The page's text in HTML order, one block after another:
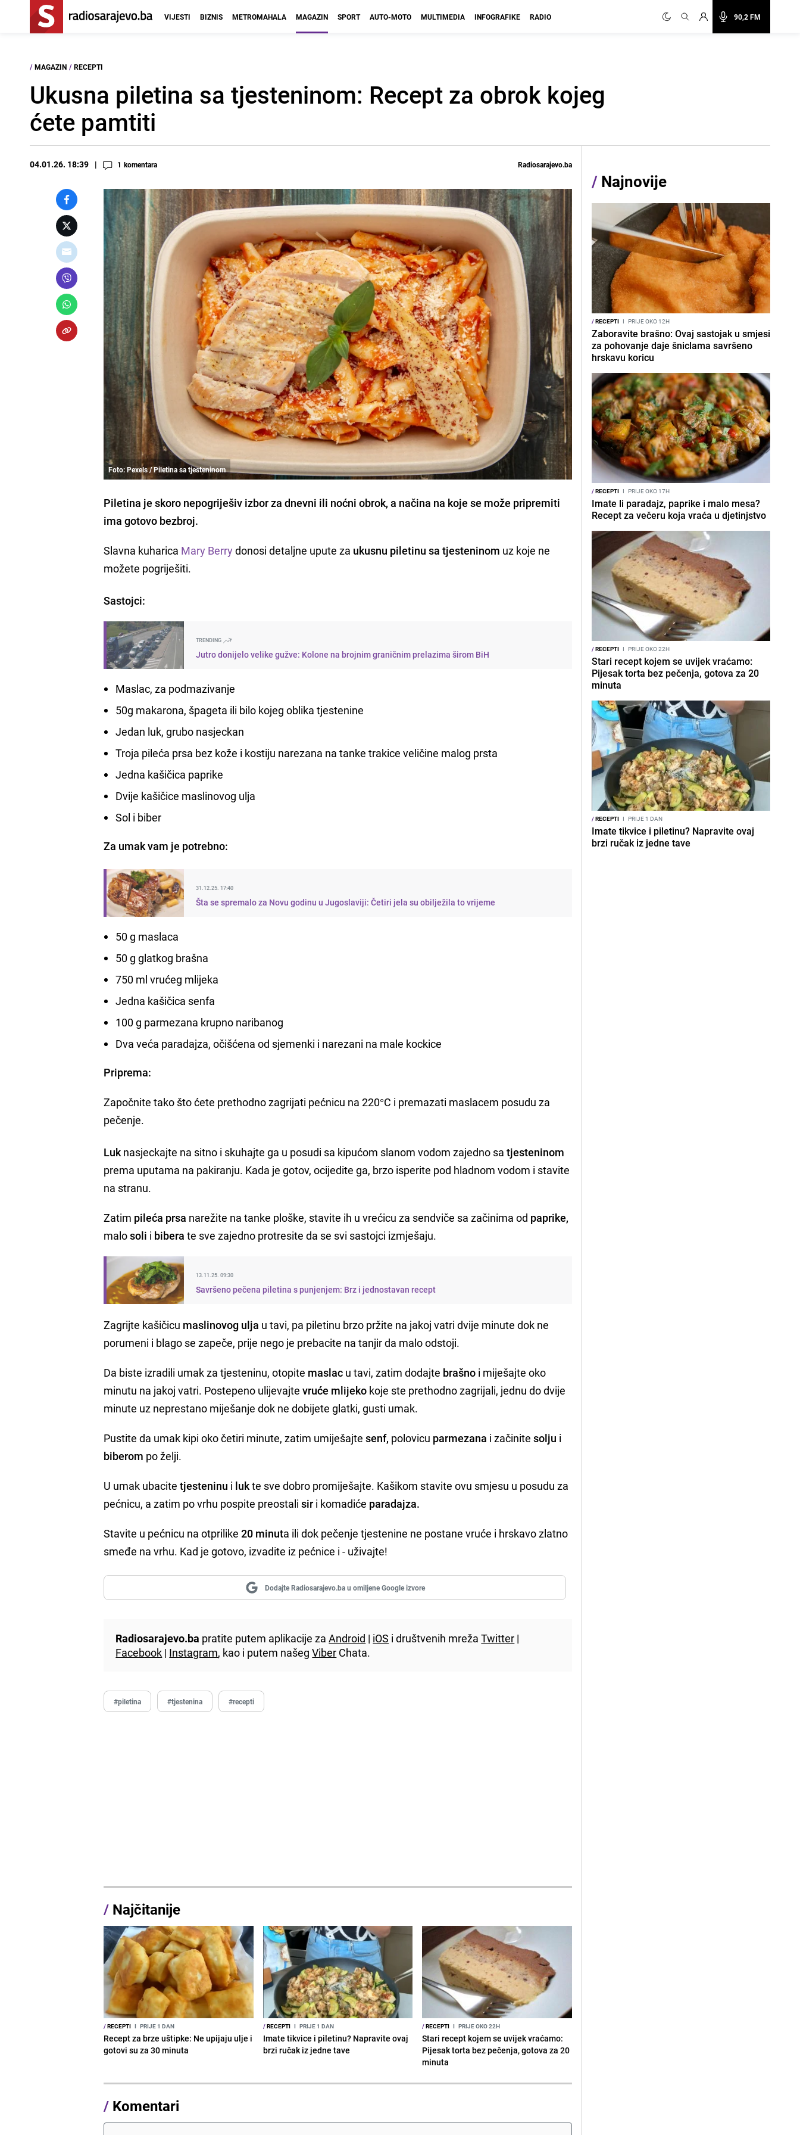
90,2 FM
VIJESTI BIZNIS METROMAHALA MAGAZIN SPORT AUTO-MOTO MULTIMEDIA INFOGRAFIKE RADIO
/ MAGAZIN / RECEPTI
Ukusna piletina sa tjesteninom: Recept za obrok kojeg
ćete pamtiti
04.01.26. 18:39 1 komentara Radiosarajevo.ba
Foto: Pexels / Piletina sa tjesteninom
Piletina je skoro nepogriješiv izbor za dnevni ili noćni obrok, a načina na koje se može pripremiti
ima gotovo bezbroj.
Slavna kuharica Mary Berrydonosi detaljne upute za ukusnu piletinu sa tjesteninom uz koje ne
možete pogriješiti.
Sastojci:
TRENDING
Jutro donijelo velike gužve: Kolone na brojnim graničnim prelazima širom BiH
Maslac, za podmazivanje
50g makarona, špageta ili bilo kojeg oblika tjestenine
Jedan luk, grubo nasjeckan
Troja pileća prsa bez kože i kostiju narezana na tanke trakice veličine malog prsta
Jedna kašičica paprike
Dvije kašičice maslinovog ulja
Sol i biber
Za umak vam je potrebno:
31.12.25. 17:40
Šta se spremalo za Novu godinu u Jugoslaviji: Četiri jela su obilježila to vrijeme
50 g maslaca
50 g glatkog brašna
750 ml vrućeg mlijeka
Jedna kašičica senfa
100 g parmezana krupno naribanog
Dva veća paradajza, očišćena od sjemenki i narezani na male kockice
Priprema:
Započnite tako što ćete prethodno zagrijati pećnicu na 220°C i premazati maslacem posudu za
pečenje.
Luk nasjeckajte na sitno i skuhajte ga u posudi sa kipućom slanom vodom zajedno satjesteninom
prema uputama na pakiranju. Kada je gotov, ocijedite ga, brzo isperite pod hladnom vodom i stavite
na stranu.
Zatim pileća prsa narežite na tanke ploške, stavite ih u vrećicu za sendviče sa začinima od paprike,
malosoli i bibera te sve zajedno protresite da se svi sastojci izmješaju.
13.11.25. 09:30
Savršeno pečena piletina s punjenjem: Brz i jednostavan recept
Zagrijte kašičicu maslinovog ulja u tavi, pa piletinu brzo pržite na jakoj vatri dvije minute dok ne
porumeni i blago se zapeče, prije nego je prebacite na tanjir da malo odstoji.
Da biste izradili umak za tjesteninu, otopite maslac u tavi, zatim dodajte brašno i miješajte oko
minutu na jakoj vatri. Postepeno ulijevajtevruće mlijeko koje ste prethodno zagrijali, jednu do dvije
minute uz neprestano miješanje dok ne dobijete glatki, gusti umak.
Pustite da umak kipi oko četiri minute, zatim umiješajtesenf, polovicu parmezana i začinitesolju i
biberom po želji.
U umak ubacitetjesteninu i lukte sve dobro promiješajte. Kašikom stavite ovu smjesu u posudu za
pećnicu, a zatim po vrhu pospite preostalisir i komadiće paradajza.
Stavite u pećnicu na otprilike20 minuta ili dok pečenje tjestenine ne postane vruće i hrskavo zlatno
smeđe na vrhu. Kad je gotovo, izvadite iz pećnice i - uživajte!
Dodajte Radiosarajevo.ba u omiljene Google izvore
Radiosarajevo.ba pratite putem aplikacije zaAndroid | iOS i društvenih mrežaTwitter |
Facebook | Instagram, kao i putem našegViber Chata.
#piletina #tjestenina #recepti
/ Najčitanije
/RECEPTI I PRIJE 1 DAN
Recept za brze uštipke: Ne upijaju ulje i
gotovi su za 30 minuta
/RECEPTI I PRIJE 1 DAN
Imate tikvice i piletinu? Napravite ovaj
brzi ručak iz jedne tave
/RECEPTI I PRIJE OKO 22H
Stari recept kojem se uvijek vraćamo:
Pijesak torta bez pečenja, gotova za 20
minuta
/ Komentari
/ Najnovije
/RECEPTI I PRIJE OKO 12H
Zaboravite brašno: Ovaj sastojak u smjesi
za pohovanje daje šniclama savršeno
hrskavu koricu
/RECEPTI I PRIJE OKO 17H
Imate li paradajz, paprike i malo mesa?
Recept za večeru koja vraća u djetinjstvo
/RECEPTI I PRIJE OKO 22H
Stari recept kojem se uvijek vraćamo:
Pijesak torta bez pečenja, gotova za 20
minuta
/RECEPTI I PRIJE 1 DAN
Imate tikvice i piletinu? Napravite ovaj
brzi ručak iz jedne tave